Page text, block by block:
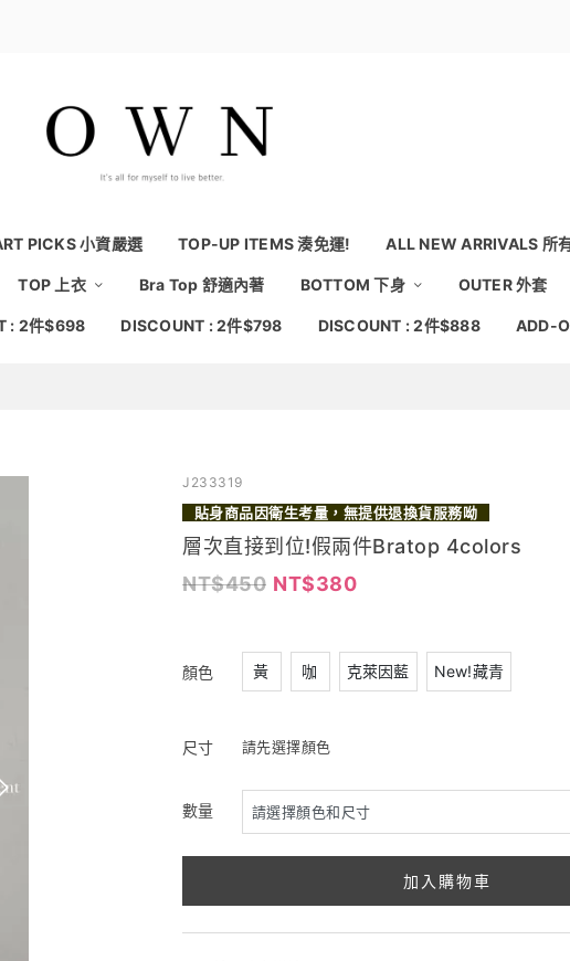
PICKS 小資嚴選 TOP-UP ITEMS 湊免運! ALL NEW ARRIVALS 所
TOP 上衣 Bra Top 舒適內著 BOTTOM 下身 OUTER 外套
: 2件$698 DISCOUNT : 2件$798 DISCOUNT : 2件$888 ADD-
J233319
貼身商品因衛生考量，無提供退換貨服務呦
層次直接到位!假兩件Bratop 4colors
450
380
顏色 黃 咖 克萊因藍 New!藏青
尺寸 請先選擇顏色
數量
加入購物車